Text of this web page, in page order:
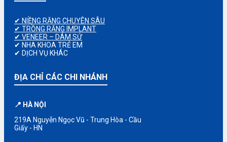
✔ NIỀNG RĂNG CHUYÊN SÂU
✔ TRỒNG RĂNG IMPLANT
✔ VENEER – DÁM SỨ
✔ NHA KHOA TRẺ EM
✔ DỊCH VỤ KHÁC
ĐỊA CHỈ CÁC CHI NHÁNH
📍 HÀ NỘI
219A Nguyễn Ngọc Vũ - Trung Hòa - Cầu
Giấy - HN